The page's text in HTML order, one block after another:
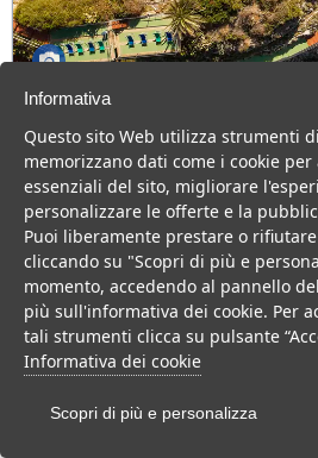
Sicilia > Terrasini > Citta del Mare-
803 Camere
Resort consigliato a famiglie con
assicurato con le sue piscine e suoi
Villaggio Resort
VEDI SU
Informativa
Questo sito Web utilizza strumenti
memorizzano dati come i cookie
essenziali del sito, migliorare
personalizzare le offerte e la
Puoi liberamente prestare o
cliccando su "Scopri di più e
momento, accedendo al pannello
più sull'informativa dei cookie. Per
tali strumenti clicca su pulsante
Informativa dei cookie
Scopri di più e personalizza